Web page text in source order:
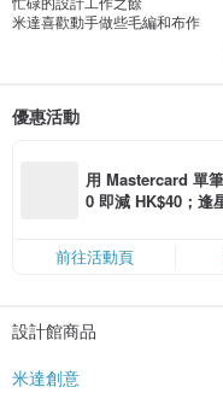
米達喜歡動手做些毛編和布作
優惠活動
用 Mastercard 單
0 即減 HK$40；逢
卡」結帳）
前往活動頁
設計館商品
米達創意